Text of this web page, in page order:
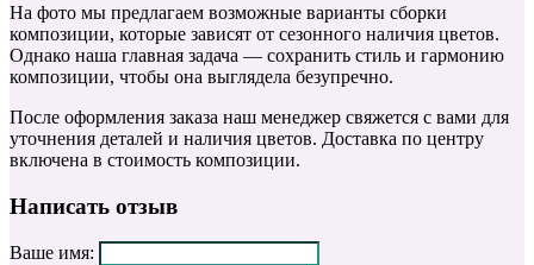
На фото мы предлагаем возможные варианты сборки
композиции, которые зависят от сезонного наличия цветов.
Однако наша главная задача — сохранить стиль и гармонию
композиции, чтобы она выглядела безупречно.
После оформления заказа наш менеджер свяжется с вами для
уточнения деталей и наличия цветов. Доставка по центру
включена в стоимость композиции.
Написать отзыв
Ваше имя: